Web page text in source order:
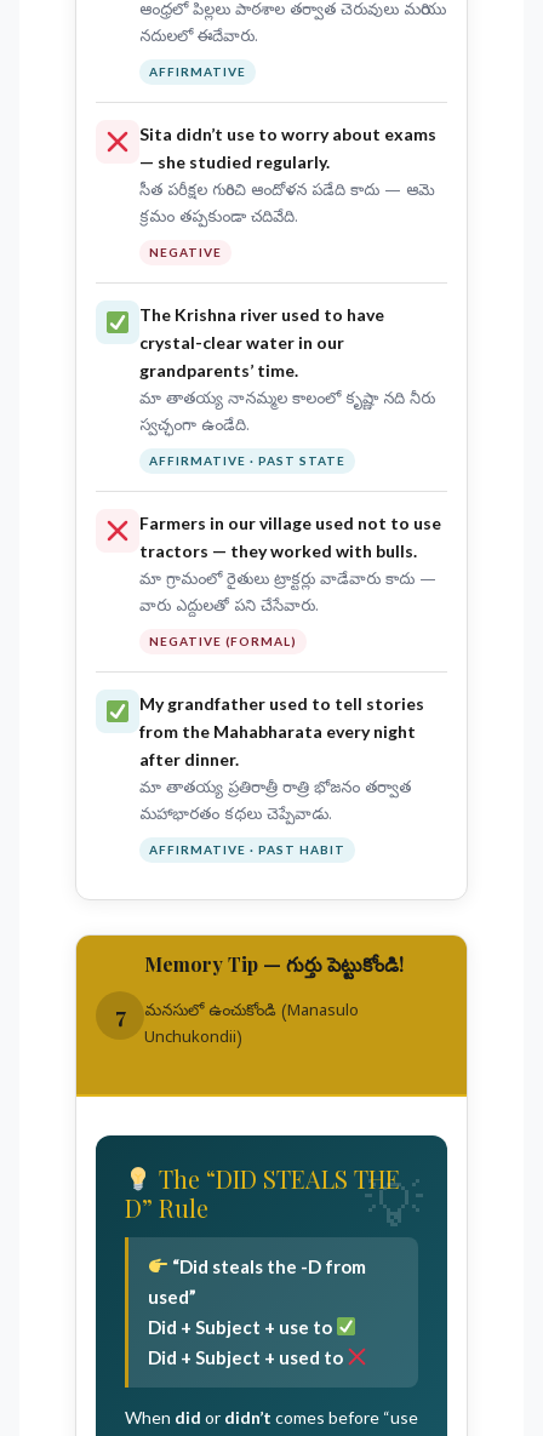
ఆంధ్రలో పిల్లలు పాఠశాల తర్వాత చెరువులు మరియు
నదులలో ఈదేవారు.
AFFIRMATIVE
Sita didn’t use to worryabout exams
— she studied regularly.
సీత పరీక్షల గురించి ఆందోళన పడేది కాదు — ఆమె
క్రమం తప్పకుండా చదివేది.
NEGATIVE
The Krishna river used to have
crystal-clear water in our
grandparents’ time.
మా తాతయ్య నానమ్మల కాలంలో కృష్ణా నది నీరు
స్వచ్ఛంగా ఉండేది.
AFFIRMATIVE · PAST STATE
Farmers in our village used not to use
tractors — they worked with bulls.
మా గ్రామంలో రైతులు ట్రాక్టర్లు వాడేవారు కాదు —
వారు ఎద్దులతో పని చేసేవారు.
NEGATIVE (FORMAL)
My grandfather used to tell stories
from the Mahabharata every night
after dinner.
మా తాతయ్య ప్రతిరాత్రీ రాత్రి భోజనం తర్వాత
మహాభారతం కథలు చెప్పేవాడు.
AFFIRMATIVE · PAST HABIT
7
Memory Tip — గుర్తు పెట్టుకోండి!
మనసులో ఉంచుకోండి (Manasulo
Unchukondii)
The “DID STEALS THE
D” Rule
“Did steals the -D from
used”
Did + Subject + use to
Did + Subject + used to
When did or didn’t comes before “use